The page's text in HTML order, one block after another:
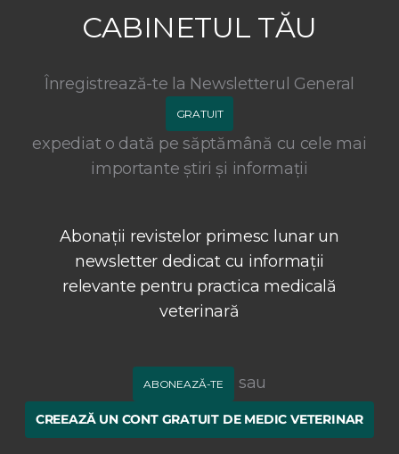
CABINETUL TĂU
Înregistrează-te la Newsletterul General
GRATUIT
expediat o dată pe săptămână cu cele mai
importante știri și informații
Abonații revistelor primesc lunar un
newsletter dedicat cu informații
relevante pentru practica medicală
veterinară
ABONEAZĂ-TE sau
CREEAZĂ UN CONT GRATUIT DE MEDIC VETERINAR